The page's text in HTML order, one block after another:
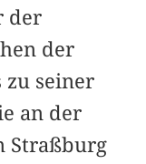
der
der
zu seiner
an der
Straßburg